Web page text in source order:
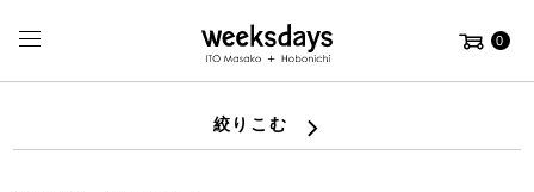
0
絞りこむ